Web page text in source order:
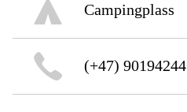
Campingplass
(+47) 90194244